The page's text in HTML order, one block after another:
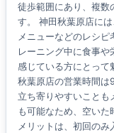
徒歩範囲にあり、複数
す。 神田秋葉原店に
メニューなどのレシ
レーニング中に食事
感じている方にとって
秋葉原店の営業時間は
立ち寄りやすいことも
も可能なため、空い
メリットは、初回の